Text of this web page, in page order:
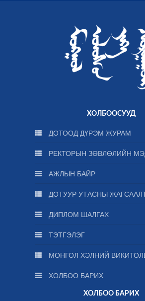
ХОЛБООСУУД
ДОТООД ДҮРЭМ ЖУРАМ
РЕКТОРЫН ЗӨВЛӨЛИЙН
АЖЛЫН БАЙР
ДОТУУР УТАСНЫ
ДИПЛОМ ШАЛГАХ
ТЭТГЭЛЭГ
МОНГОЛ ХЭЛНИЙ
ХОЛБОО БАРИХ
ХОЛБОО БАРИХ